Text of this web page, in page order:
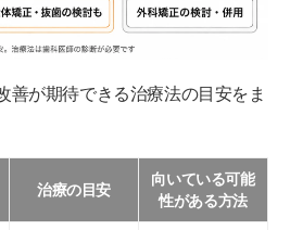
？「押してたら治った」の真
アフター症例
くらい？放置するとどうな
悩みから記事を探す
善が期待できる治療法の目安をま
治療の目安
向いている可能
性がある方法